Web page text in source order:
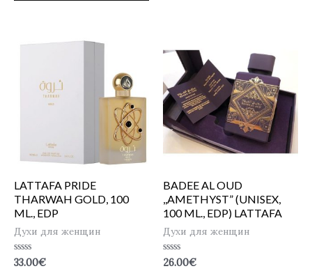
LATTAFA PRIDE
THARWAH GOLD, 100
ML., EDP
Духи для женщин
Оценка
33.00€
BADEE AL OUD
,,AMETHYST” (UNISEX,
100 ML., EDP) LATTAFA
Духи для женщин
Оценка
26.00€